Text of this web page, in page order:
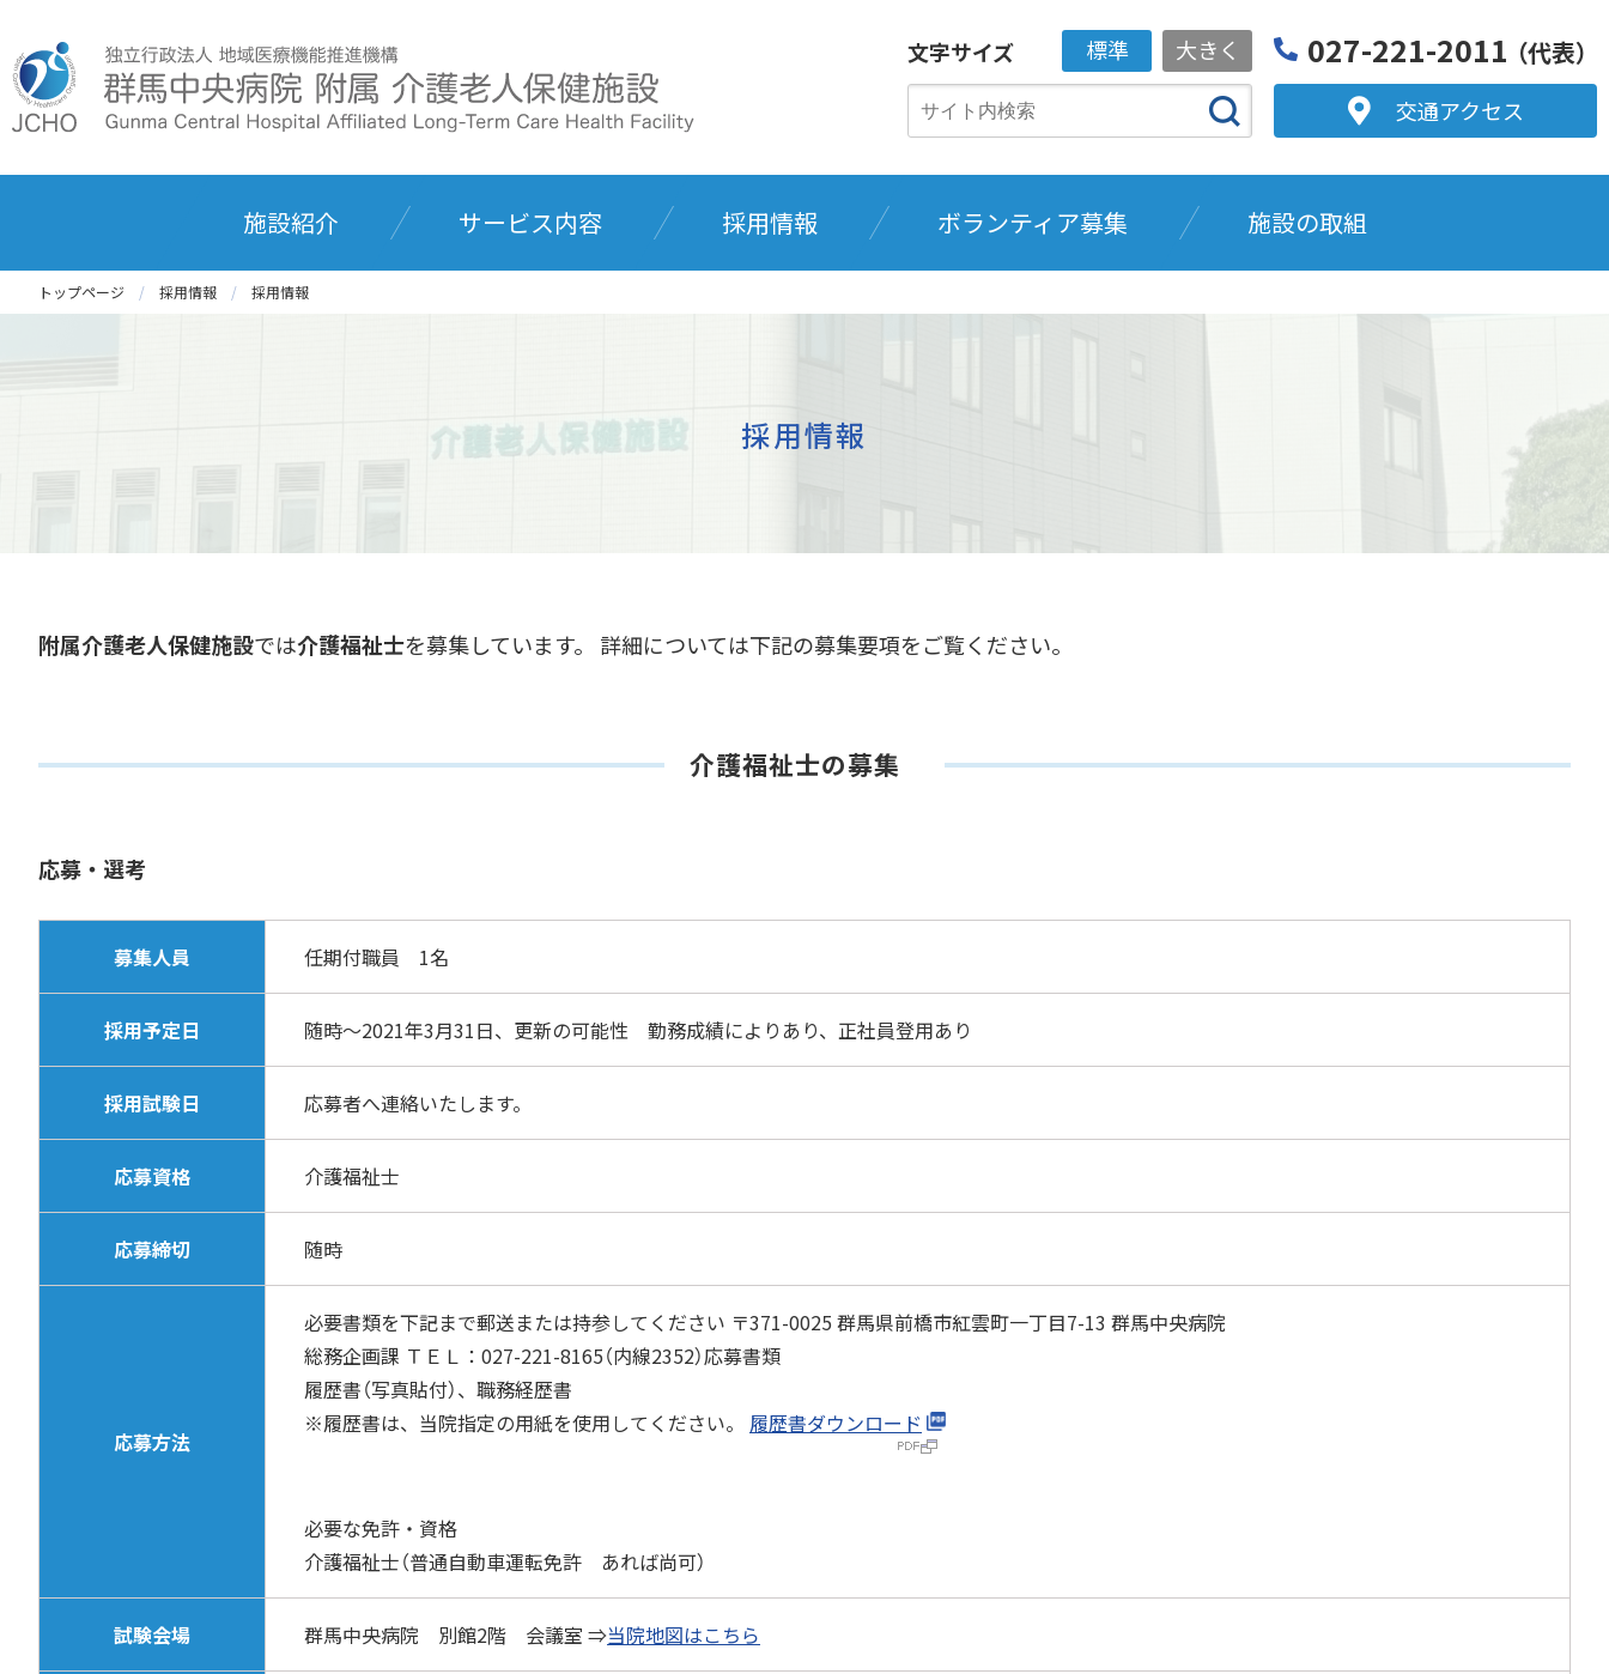
文字サイズ 標準 大きく 027-221-2011 （代表）
交通アクセス
施設紹介 サービス内容 採用情報 ボランティア募集 施設の取組
トップページ 採用情報 採用情報
採用情報
附属介護老人保健施設では介護福祉士を募集しています。 詳細については下記の募集要項をご覧ください。
介護福祉士の募集
応募・選考
募集人員 任期付職員 1名
採用予定日 随時～2021年3月31日、更新の可能性 勤務成績によりあり、正社員登用あり
採用試験日 応募者へ連絡いたします。
応募資格 介護福祉士
応募締切 随時
応募方法
必要書類を下記まで郵送または持参してください 〒371-0025 群馬県前橋市紅雲町一丁目7-13 群馬中央病院
総務企画課 ＴＥＬ：027-221-8165（内線2352）応募書類
履歴書（写真貼付）、職務経歴書
※履歴書は、当院指定の用紙を使用してください。 履歴書ダウンロード
必要な免許・資格
介護福祉士（普通自動車運転免許 あれば尚可）
試験会場 群馬中央病院 別館2階 会議室 ⇒当院地図はこちら